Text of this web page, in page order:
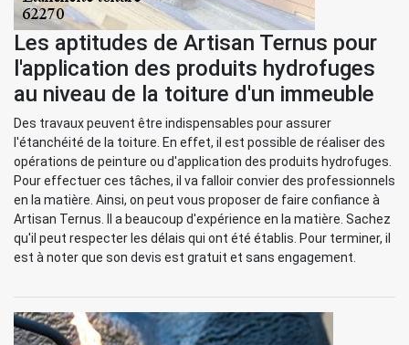
Les aptitudes de Artisan Ternus pour
l'application des produits hydrofuges
au niveau de la toiture d'un immeuble
Des travaux peuvent être indispensables pour assurer
l'étanchéité de la toiture. En effet, il est possible de réaliser des
opérations de peinture ou d'application des produits hydrofuges.
Pour effectuer ces tâches, il va falloir convier des professionnels
en la matière. Ainsi, on peut vous proposer de faire confiance à
Artisan Ternus. Il a beaucoup d'expérience en la matière. Sachez
qu'il peut respecter les délais qui ont été établis. Pour terminer, il
est à noter que son devis est gratuit et sans engagement.